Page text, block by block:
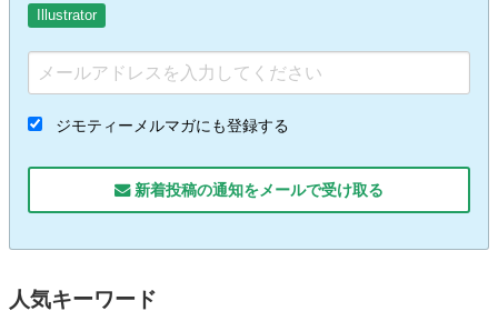
Illustrator
ジモティーメルマガにも登録する
新着投稿の通知をメールで受け取る
人気キーワード